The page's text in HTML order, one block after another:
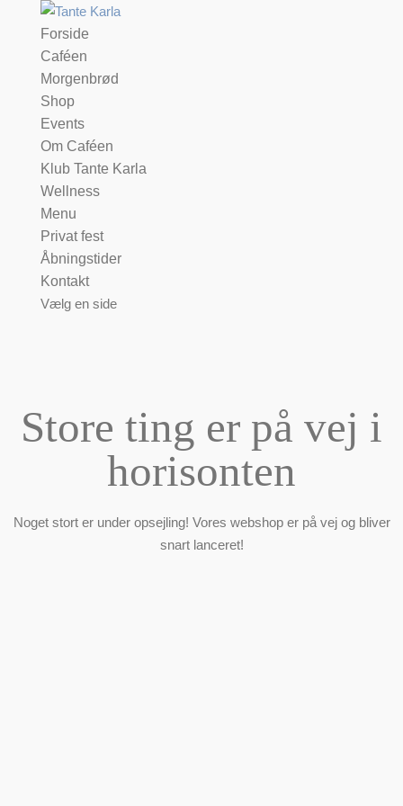
Forside
Caféen
Morgenbrød
Shop
Events
Om Caféen
Klub Tante Karla
Wellness
Menu
Privat fest
Åbningstider
Kontakt
Vælg en side
Store ting er på vej i
horisonten
Noget stort er under opsejling! Vores webshop er på vej og bliver
snart lanceret!